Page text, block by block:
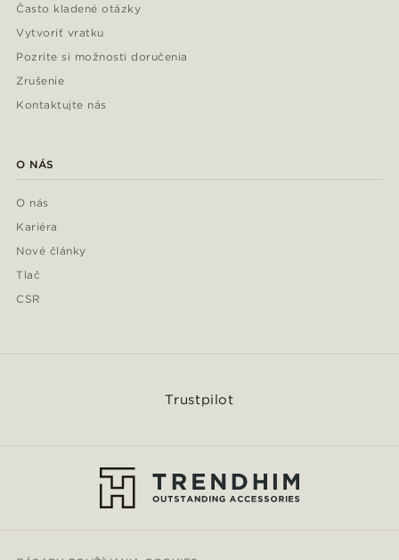
Často kladené otázky
Vytvoriť vratku
Pozrite si možnosti doručenia
Zrušenie
Kontaktujte nás
O NÁS
O nás
Kariéra
Nové články
Tlač
CSR
Trustpilot